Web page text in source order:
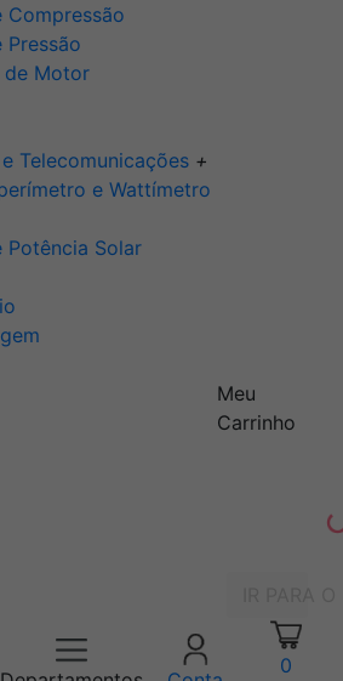
Compressão
de Motor
Telecomunicações +
e Wattímetro
Potência Solar
Meu
Carrinho
0